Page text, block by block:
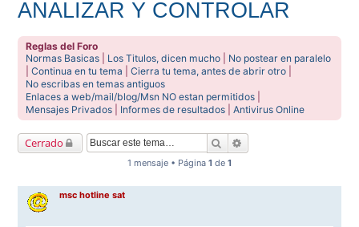
ANALIZAR Y CONTROLAR
Reglas del Foro
Normas Basicas
Los Titulos, dicen mucho
No postear en paralelo
|Continua en tu tema |Cierra tu tema, antes de abrir otro
No escribas en temas antiguos
Enlaces a web/mail/blog/Msn NO estan permitidos
Mensajes Privados
Informes de resultados |Antivirus Online
Cerrado Buscar
1 mensaje • Página 1 de 1
msc hotline sat